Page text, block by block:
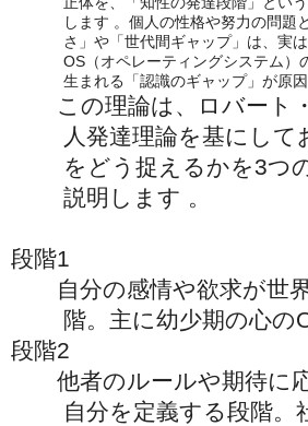
します 。個人の性格や努力の問題
さ」や「世代間ギャップ」は、実
OS（オペレーティングシステム）
生まれる「認識のギャップ」が原因
この理論は、ロバート
人発達理論を基にして
をどう捉えるかを3つ
説明します 。
段階1
自分の感情や欲求が世
階。主に幼少期の心の
段階2
他者のルールや期待に応
自分を定義する段階。